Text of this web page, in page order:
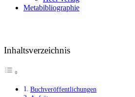
Metabibliographie
Inhaltsverzeichnis
Buchveröffentlichungen